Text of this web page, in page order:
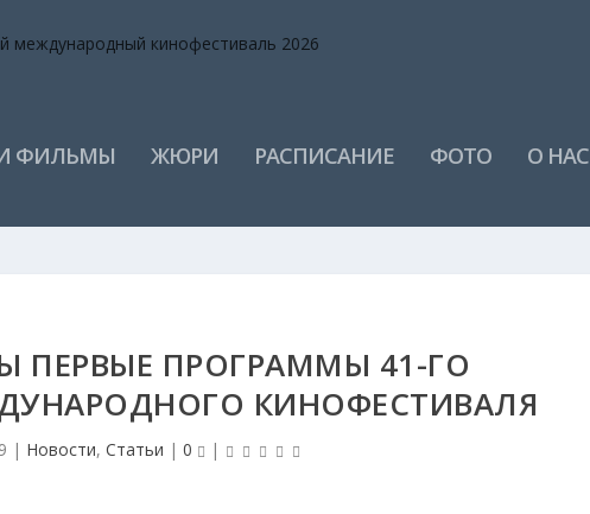
ФИЛЬМЫ ЖЮРИ РАСПИСАНИЕ ФОТО О НАС
ПЕРВЫЕ ПРОГРАММЫ 41-ГО
КИНОФЕСТИВАЛЯ
| Новости, Статьи | 0 |